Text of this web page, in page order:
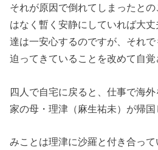
それが原因で倒れてしまったと
はなく暫く安静にしていれば大
達は一安心するのですが、それ
迫ってきていることを改めて自覚
四人で自宅に戻ると、仕事で海
家の母・理津（麻生祐未）が帰国
みことは理津に沙羅と付き合っ